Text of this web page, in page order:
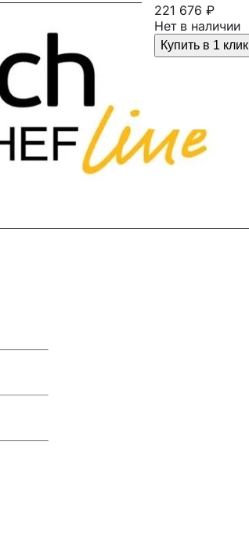
221 676 ₽
Нет в наличии
Купить в 1 клик